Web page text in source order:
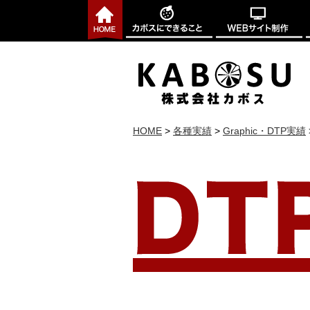
HOME > 各種実績 > Graphic・DTP実績